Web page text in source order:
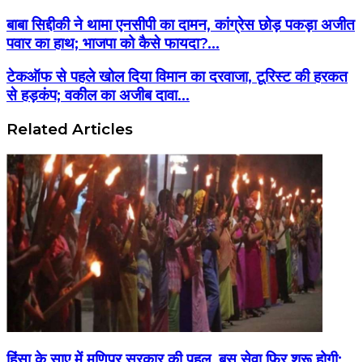
बाबा सिद्दीकी ने थामा एनसीपी का दामन, कांग्रेस छोड़ पकड़ा अजीत
पवार का हाथ; भाजपा को कैसे फायदा?...
टेकऑफ से पहले खोल दिया विमान का दरवाजा, टूरिस्ट की हरकत
से हड़कंप; वकील का अजीब दावा...
Related Articles